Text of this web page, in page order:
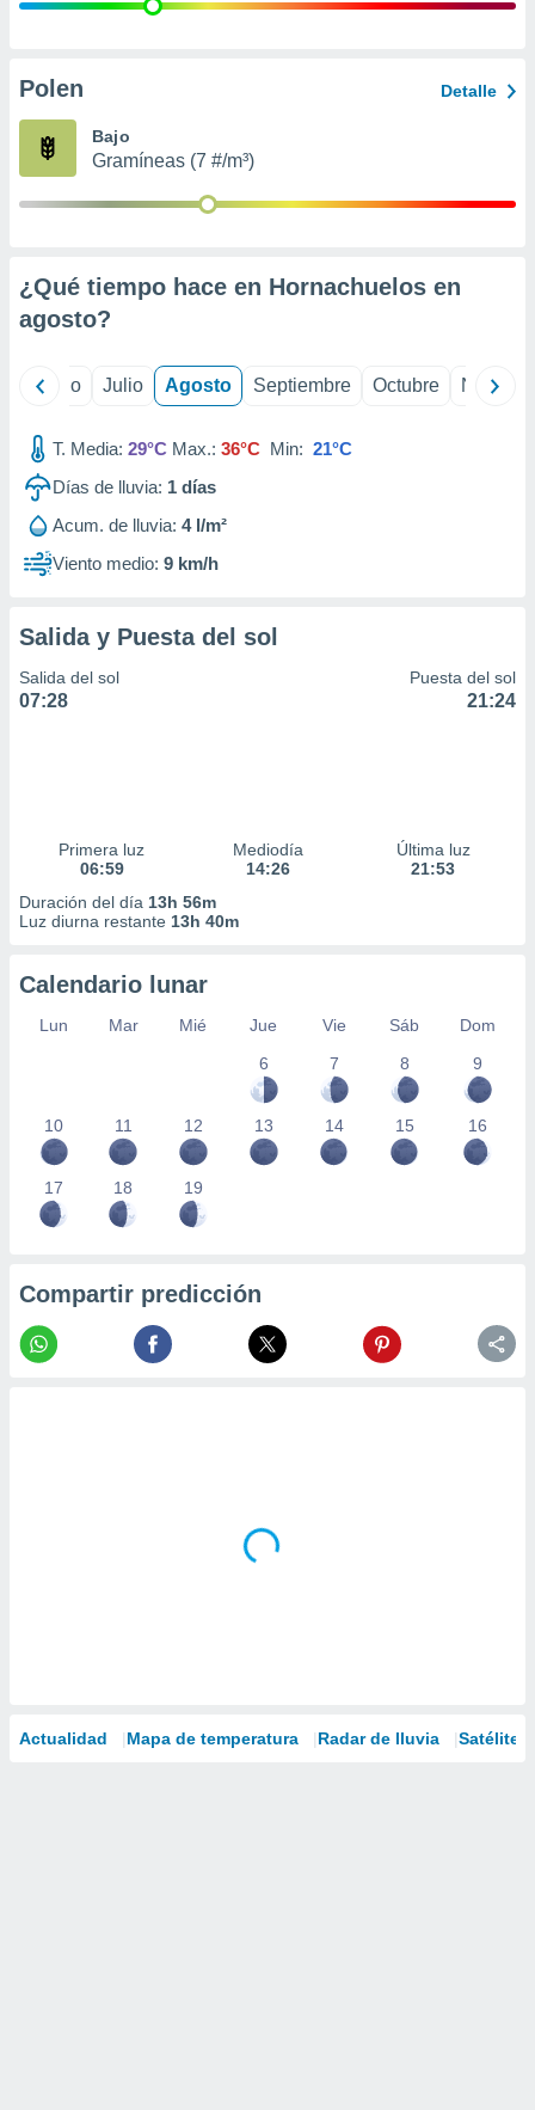
e
publicidad
Polen Detalle
Bajo
Gramíneas (7 #/m³)
¿Qué tiempo hace en Hornachuelos en
agosto?
Junio Julio Agosto Septiembre Octubre
T. Media: 29°C Max.: 36°C Min: 21°C
Días de lluvia: 1 días
Acum. de lluvia: 4 l/m²
Viento medio: 9 km/h
Salida y Puesta del sol
Salida del sol
07:28
Puesta del sol
21:24
Primera luz
06:59
Mediodía
14:26
Última luz
21:53
Duración del día 13h 56m
Luz diurna restante 13h 40m
Calendario lunar
Lun Mar Mié Jue Vie Sáb
Dom
6
7 8 9
10 11 12 13 14 15 16
17 18 19
Compartir predicción
Actualidad Mapa de temperatura Radar de lluvia Satélites